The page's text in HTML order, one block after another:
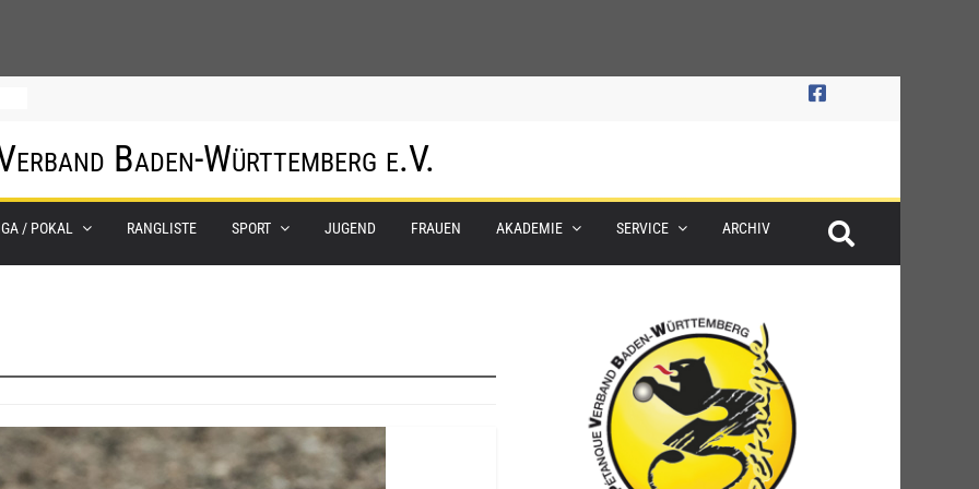
Baden-Württemberg e.V.
/ POKAL RANGLISTE SPORT JUGEND FRAUEN AKADEMIE SERVICE ARCHIV